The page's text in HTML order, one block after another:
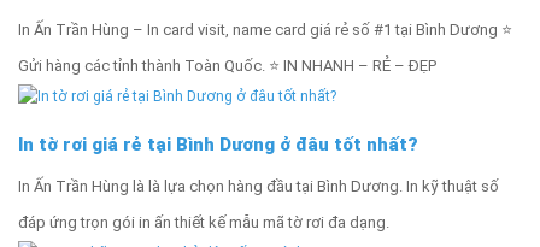
In Ấn Trần Hùng – In card visit, name card giá rẻ số #1 tại Bình Dương ⭐
Gửi hàng các tỉnh thành Toàn Quốc. ⭐ IN NHANH – RẺ – ĐẸP
In tờ rơi giá rẻ tại Bình Dương ở đâu tốt nhất?
In Ấn Trần Hùng là là lựa chọn hàng đầu tại Bình Dương. In kỹ thuật số
đáp ứng trọn gói in ấn thiết kế mẫu mã tờ rơi đa dạng.